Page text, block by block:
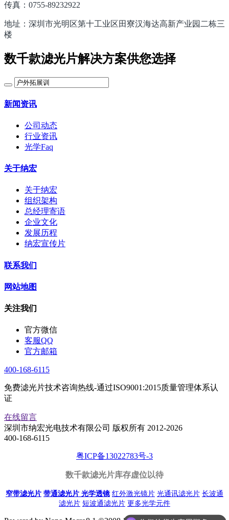
传真：0755-89232922
地址：深圳市光明区第十工业区田寮汉海达高新产业园二栋三
楼
数千款滤光片解决方案供您选择
新闻资讯
公司动态
行业资讯
光学Faq
关于纳宏
关于纳宏
组织架构
总经理寄语
企业文化
发展历程
纳宏宣传片
联系我们
网站地图
关注我们
官方微信
客服QQ
官方邮箱
400-168-6115
免费滤光片技术咨询热线-通过ISO9001:2015质量管理体系认
证
在线留言
深圳市纳宏光电技术有限公司 版权所有 2012-2026
400-168-6115
粤ICP备13022783号-3
数千款滤光片库存虚位以待
窄带滤光片 带通滤光片 光学透镜 红外激光镜片 光通讯滤光片 长波通
滤光片 短波通滤光片 更多光学元件